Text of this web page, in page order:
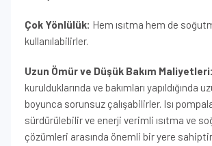
Çok Yönlülük: Hem ısıtma hem de
kullanılabilirler.
Uzun Ömür ve Düşük Bakım Maliyetleri:
kurulduklarında ve bakımları yapıldığında
boyunca sorunsuz çalışabilirler. Isı
sürdürülebilir ve enerji verimli ısıtma ve
çözümleri arasında önemli bir yere